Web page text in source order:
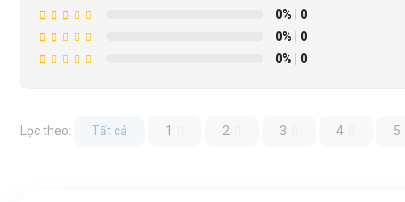
0% | 0
0% | 0
0% | 0
Lọc theo: Tất cả 1 2 3 4 5